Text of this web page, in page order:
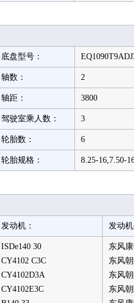
底盘型号：
轴数： 2
轴距： 3800
驾驶室乘人数： 3
轮胎数： 6
轮胎规格： 8.25-16,7.50-
发动机： 发动机
ISDe140 30
CY4102 C3C
CY4102D3A
CY4102E3C
东风
东风
东风
东风